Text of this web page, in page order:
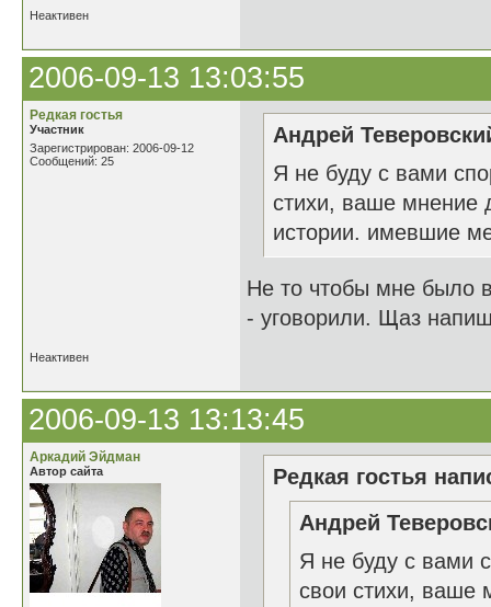
Неактивен
2006-09-13 13:03:55
Редкая гостья
Участник
Зарегистрирован: 2006-09-12
Сообщений: 25
Андрей
Я не буду с вами
стихи, ваше мнение
истории. имевшие
Не то чтобы мне было
- уговорили. Щаз
Неактивен
2006-09-13 13:13:45
Аркадий Эйдман
Автор сайта
Редкая гостья
Андрей
Я не буду с вами
свои стихи, ваше